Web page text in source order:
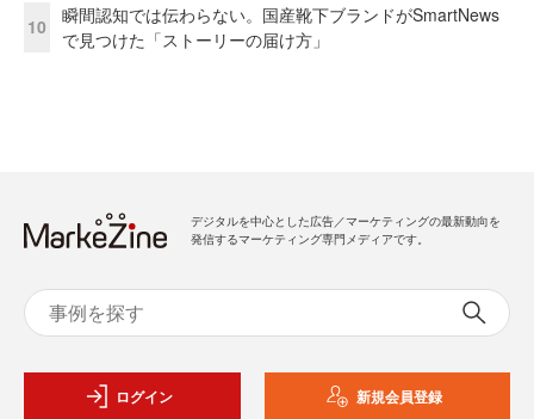
10
瞬間認知では伝わらない。国産靴下ブランドがSmartNews
で見つけた「ストーリーの届け方」
デジタルを中心とした広告／マーケティングの最新動向を
発信するマーケティング専門メディアです。
ログイン 新規会員登録